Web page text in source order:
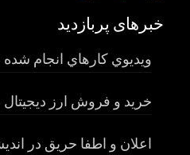
خبرهای پربازدید
ويديوي كارهاي انجام شده
خريد و فروش ارز ديجيتال
اعلان و اطفا حريق در